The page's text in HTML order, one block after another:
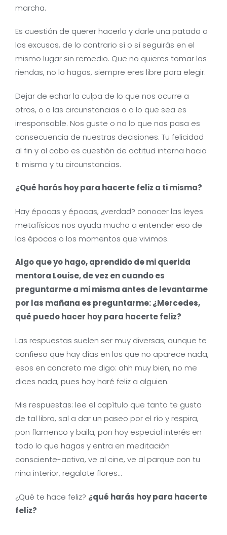
marcha.
Es cuestión de querer hacerlo y darle una patada a
las excusas, de lo contrario sí o sí seguirás en el
mismo lugar sin remedio. Que no quieres tomar las
riendas, no lo hagas, siempre eres libre para elegir.
Dejar de echar la culpa de lo que nos ocurre a
otros, o a las circunstancias o a lo que sea es
irresponsable. Nos guste o no lo que nos pasa es
consecuencia de nuestras decisiones. Tu felicidad
al fin y al cabo es cuestión de actitud interna hacia
ti misma y tu circunstancias.
¿Qué harás hoy para hacerte feliz a ti misma?
Hay épocas y épocas, ¿verdad? conocer las leyes
metafísicas nos ayuda mucho a entender eso de
las épocas o los momentos que vivimos.
Algo que yo hago, aprendido de mi querida
mentora Louise, de vez en cuando es
preguntarme a mi misma antes de levantarme
por las mañana es preguntarme: ¿Mercedes,
qué puedo hacer hoy para hacerte feliz?
Las respuestas suelen ser muy diversas, aunque te
confieso que hay días en los que no aparece nada,
esos en concreto me digo: ahh muy bien, no me
dices nada, pues hoy haré feliz a alguien.
Mis respuestas: lee el capítulo que tanto te gusta
de tal libro, sal a dar un paseo por el río y respira,
pon flamenco y baila, pon hoy especial interés en
todo lo que hagas y entra en meditación
consciente-activa, ve al cine, ve al parque con tu
niña interior, regalate flores…
¿Qué te hace feliz? ¿qué harás hoy para hacerte
feliz?